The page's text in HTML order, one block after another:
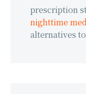
prescription
nighttime
alternatives